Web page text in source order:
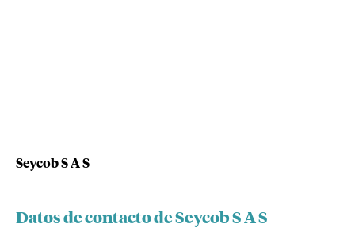
Seycob S A S
Datos de contacto de Seycob S A S